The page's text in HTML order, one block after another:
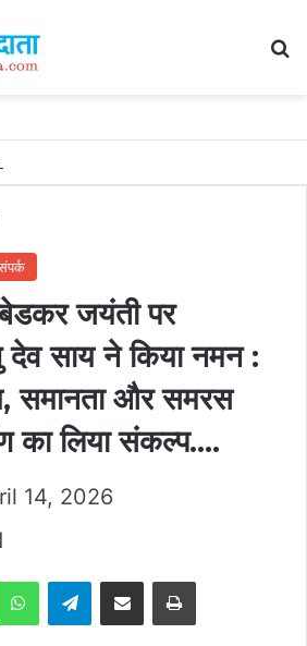
जयंती पर
देव साय ने किया नमन :
समानता और समरस
का लिया संकल्प….
14, 2026
WhatsAppTelegramShare via Email Print